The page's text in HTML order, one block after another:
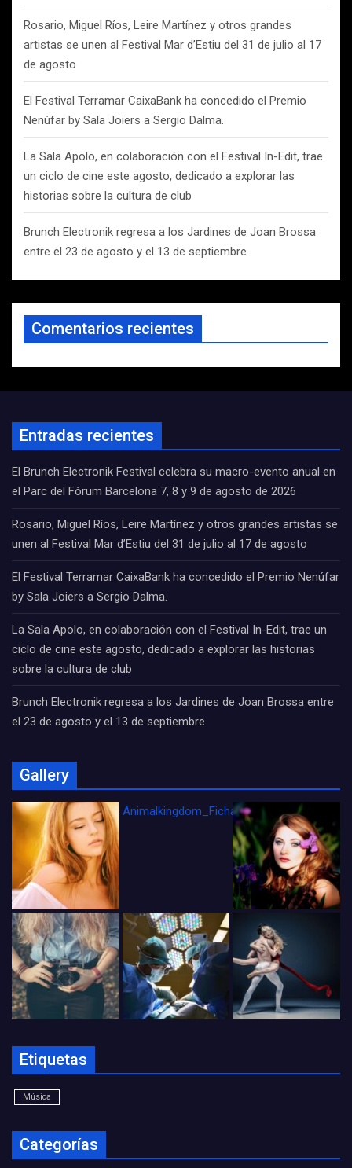
Rosario, Miguel Ríos, Leire Martínez y otros grandes
artistas se unen al Festival Mar d’Estiu del 31 de julio al 17
de agosto
El Festival Terramar CaixaBank ha concedido el Premio
Nenúfar by Sala Joiers a Sergio Dalma.
La Sala Apolo, en colaboración con el Festival In-Edit, trae
un ciclo de cine este agosto, dedicado a explorar las
historias sobre la cultura de club
Brunch Electronik regresa a los Jardines de Joan Brossa
entre el 23 de agosto y el 13 de septiembre
Comentarios recientes
Entradas recientes
El Brunch Electronik Festival celebra su macro-evento anual en
el Parc del Fòrum Barcelona 7, 8 y 9 de agosto de 2026
Rosario, Miguel Ríos, Leire Martínez y otros grandes artistas se
unen al Festival Mar d’Estiu del 31 de julio al 17 de agosto
El Festival Terramar CaixaBank ha concedido el Premio Nenúfar
by Sala Joiers a Sergio Dalma.
La Sala Apolo, en colaboración con el Festival In-Edit, trae un
ciclo de cine este agosto, dedicado a explorar las historias
sobre la cultura de club
Brunch Electronik regresa a los Jardines de Joan Brossa entre
el 23 de agosto y el 13 de septiembre
Gallery
Animalkingdom_FichaCine
Etiquetas
Música
Categorías